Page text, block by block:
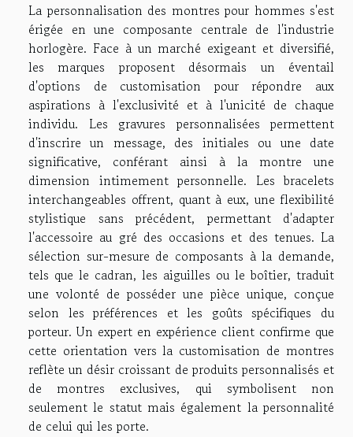
La personnalisation des montres pour hommes s'est
érigée en une composante centrale de l'industrie
horlogère. Face à un marché exigeant et diversifié,
les marques proposent désormais un éventail
d'options de customisation pour répondre aux
aspirations à l'exclusivité et à l'unicité de chaque
individu. Les gravures personnalisées permettent
d'inscrire un message, des initiales ou une date
significative, conférant ainsi à la montre une
dimension intimement personnelle. Les bracelets
interchangeables offrent, quant à eux, une flexibilité
stylistique sans précédent, permettant d'adapter
l'accessoire au gré des occasions et des tenues. La
sélection sur-mesure de composants à la demande,
tels que le cadran, les aiguilles ou le boîtier, traduit
une volonté de posséder une pièce unique, conçue
selon les préférences et les goûts spécifiques du
porteur. Un expert en expérience client confirme que
cette orientation vers la customisation de montres
reflète un désir croissant de produits personnalisés et
de montres exclusives, qui symbolisent non
seulement le statut mais également la personnalité
de celui qui les porte.